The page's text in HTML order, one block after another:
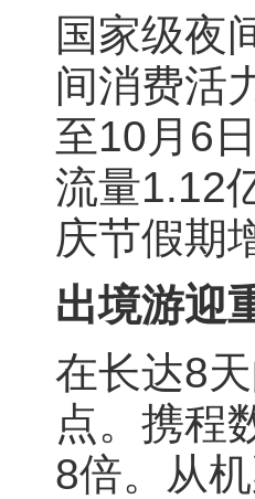
国家级夜
间消费活
至10月6
流量1.12
庆节假期
出境游迎
在长达8
点。携程
8倍。从